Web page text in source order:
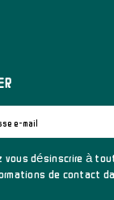
vous désinscrire à
de contact